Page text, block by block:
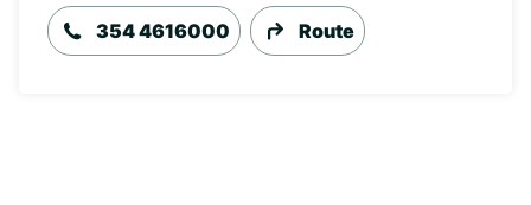
354 4616000 Route